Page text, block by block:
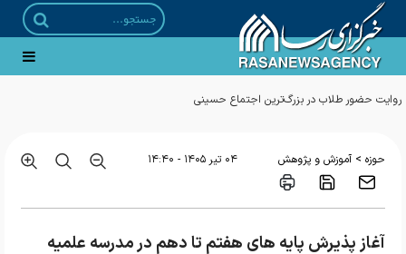
حوزه > آموزش و پژوهش ۰۴ تير ۱۴۰۵ - ۱۴:۴۰
آغاز پذیرش پایه های هفتم تا دهم در مدرسه علمیه